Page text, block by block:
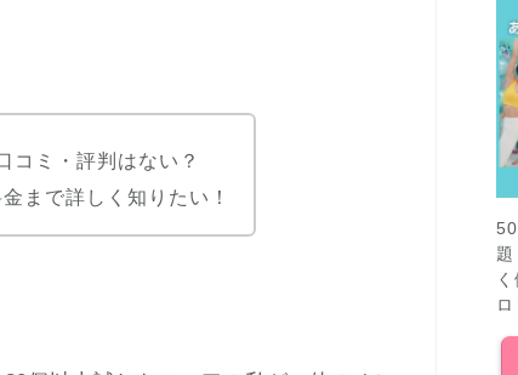
コミ・評判はない？
まで詳しく知りたい！